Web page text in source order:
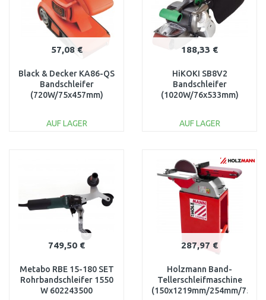
57,08 €
Black & Decker KA86-QS
Bandschleifer
(720W/75x457mm)
AUF LAGER
Vergleichen
188,33 €
HiKOKI SB8V2
Bandschleifer
(1020W/76x533mm)
AUF LAGER
Vergleichen
749,50 €
Metabo RBE 15-180 SET
Rohrbandschleifer 1550
W 602243500
287,97 €
Holzmann Band-
Tellerschleifmaschine
(150x1219mm/254mm/750W)